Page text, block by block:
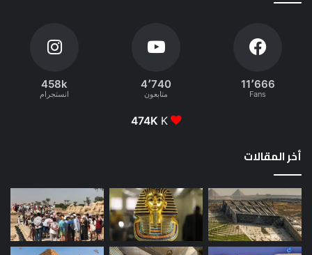
11٬666
Fans
4٬740
متابعون
458k
انستجرام
474K K
أخر المقالات